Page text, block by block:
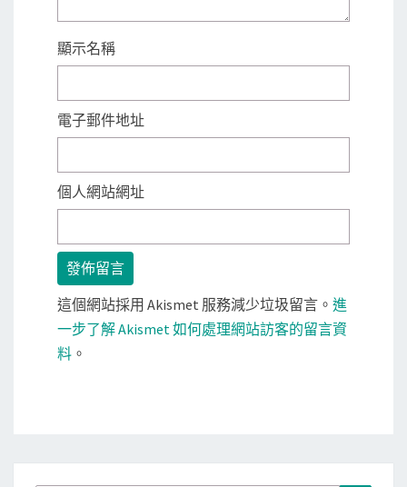
顯示名稱
電子郵件地址
個人網站網址
這個網站採用 Akismet 服務減少垃圾留言。 進
一步了解 Akismet 如何處理網站訪客的留言資
料 。